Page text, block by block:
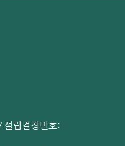
설립결정번호: